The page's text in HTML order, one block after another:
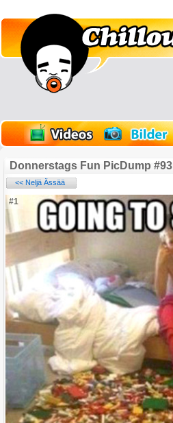
Donnerstags Fun PicDump #93
<< Neljä Ässää
#1